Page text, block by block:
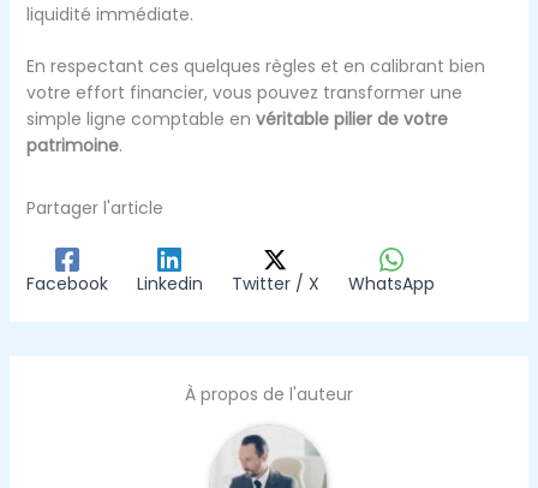
liquidité immédiate.
En respectant ces quelques règles et en calibrant bien
votre effort financier, vous pouvez transformer une
simple ligne comptable en véritable pilier de votre
patrimoine.
Partager l'article
Facebook Linkedin Twitter / X WhatsApp
À propos de l'auteur